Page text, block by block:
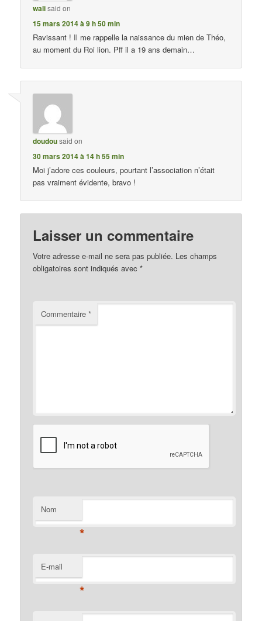
walisaid on
15 mars 2014 à 9 h 50 min
Ravissant ! Il me rappelle la naissance du mien de Théo,
au moment du Roi lion. Pff il a 19 ans demain…
doudousaid on
30 mars 2014 à 14 h 55 min
Moi j’adore ces couleurs, pourtant l’association n’était
pas vraiment évidente, bravo !
Laisser un commentaire
Votre adresse e-mail ne sera pas publiée. Les champs
obligatoires sont indiqués avec*
Commentaire*
Nom
*
E-mail
*